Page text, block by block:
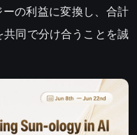
の利益に変換し、合計
同で分け合うことを誠